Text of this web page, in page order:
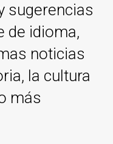
sugerencias
de idioma,
noticias
la cultura
más